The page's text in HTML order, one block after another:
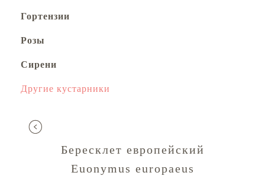
Гортензии
Розы
Сирени
Другие кустарники
Бересклет европейский
Euonymus europaeus